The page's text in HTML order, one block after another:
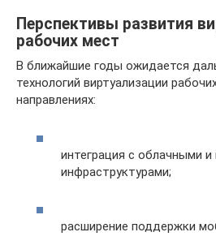
Перспективы развития
рабочих мест
В ближайшие годы ожидается
технологий виртуализации
направлениях:
интеграция с облачными
инфраструктурами;
расширение поддержки